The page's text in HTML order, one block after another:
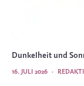
Dunkelheit und
·
16. JULI 2026